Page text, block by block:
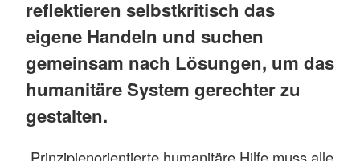
reflektieren selbstkritisch das
eigene Handeln und suchen
gemeinsam nach Lösungen, um das
humanitäre System gerechter zu
gestalten.